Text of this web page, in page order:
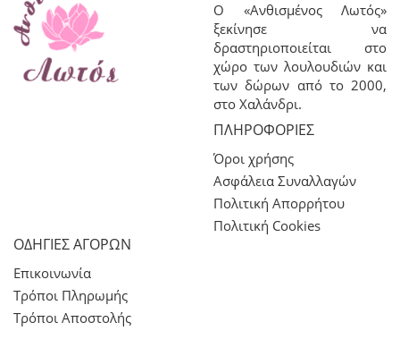
Ο «Ανθισμένος Λωτός»
ξεκίνησε να
δραστηριοποιείται στο
χώρο των λουλουδιών και
των δώρων από το 2000,
στο Χαλάνδρι.
ΠΛΗΡΟΦΟΡΊΕΣ
Όροι χρήσης
Ασφάλεια Συναλλαγών
Πολιτική Απορρήτου
Πολιτική Cookies
ΟΔΗΓΙΕΣ ΑΓΟΡΩΝ
Επικοινωνία
Τρόποι Πληρωμής
Τρόποι Αποστολής